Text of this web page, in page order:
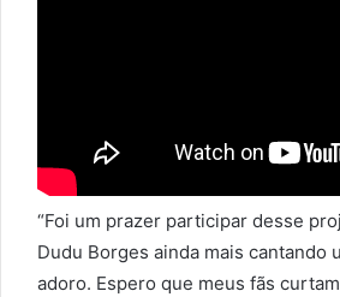
“Foi um prazer participar desse
Dudu Borges ainda mais cantando
adoro. Espero que meus fãs